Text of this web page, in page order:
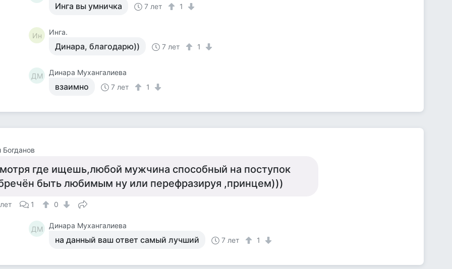
Инга вы умничка 7 лет 1
Ин Инга.
Динара, благодарю)) 7 лет 1
ДМ Динара Мухангалиева
взаимно 7 лет 1
Богданов
где ищешь,любой мужчина способный на поступок
быть любимым ну или перефразируя ,принцем)))
1 0
ДМ Динара Мухангалиева
на данный ваш ответ самый лучший 7 лет 1